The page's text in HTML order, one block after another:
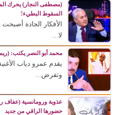
(مصطفى النجار) يحرك
السقوط البطيء!
الأفكار الجادة أصبحت
لا...
محمد أبو النصر يكتب:
يقدم عمرو دياب
وتفرض...
عذوبة ورومانسية (عفاف
حضورها الراقي من جديد